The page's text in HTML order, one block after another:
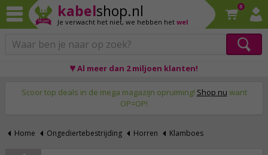
kabelshop.nl
Je verwacht het niet, we hebben het wel
0
♥ Al meer dan 2 miljoen klanten!
Scoor top deals in de mega magazijn opruiming! Shop nu want
OP=OP!
Home Ongediertebestrijding Horren Klamboes